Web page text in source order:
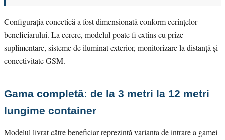
Configurația conectică a fost dimensionată conform cerințelor
beneficiarului. La cerere, modelul poate fi extins cu prize
suplimentare, sisteme de iluminat exterior, monitorizare la distanță și
conectivitate GSM.
Gama completă: de la 3 metri la 12 metri
lungime container
Modelul livrat către beneficiar reprezintă varianta de intrare a gamei